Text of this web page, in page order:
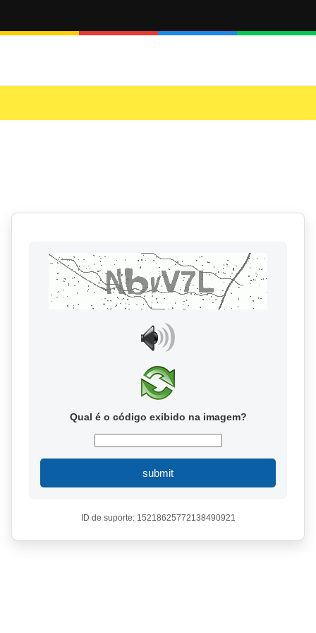
Qual é o código exibido na imagem?
submit
ID de suporte: 15218625772138490921